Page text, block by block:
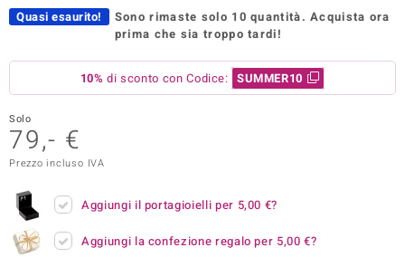
del Boss
Collection
by de Melo
Quasi esaurito! Sono rimaste solo 10 quantità. Acquista ora
prima che sia troppo tardi!
10% di sconto con Codice: SUMMER10
Solo
79,- €
Prezzo incluso IVA
Aggiungi il portagioielli per 5,00 €?
Aggiungi la confezione regalo per 5,00 €?